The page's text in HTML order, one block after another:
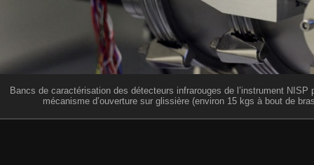
Bancs de caractérisation des détecteurs infrarouges de l’instrument
mécanisme d’ouverture sur glissière (environ 15 kgs à bout de